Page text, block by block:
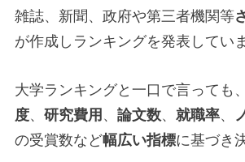
雑誌、新聞、政府や第三者機関等
が作成しランキングを発表してい
大学ランキングと一口で言っても、
度、 研究費用 、 論文数、 就職率、
の受賞数など幅広い指標に基づき